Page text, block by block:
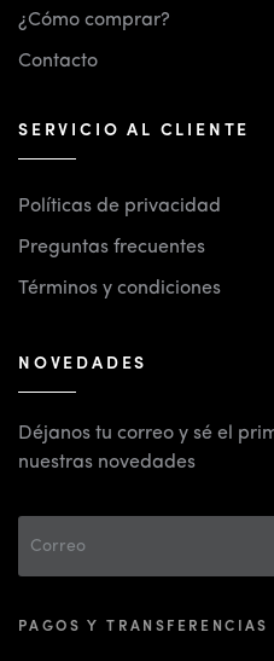
¿Cómo comprar?
Contacto
SERVICIO AL CLIENTE
Políticas de privacidad
Preguntas frecuentes
Términos y condiciones
NOVEDADES
Déjanos tu correo y sé el
nuestras novedades
PAGOS Y TRANSFERENCIAS